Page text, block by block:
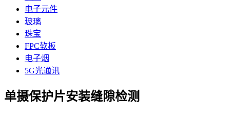
电子元件
玻璃
珠宝
FPC软板
电子烟
5G光通讯
单摄保护片安装缝隙检测